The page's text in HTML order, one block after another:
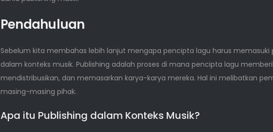
Pendahuluan
Sebelum kita membahas lebih lanjut mengapa pencipta lagu harus
dalam konteks musik. Publishing adalah proses di mana pencipta lagu
mendistribusikan, dan memasarkan karya-karya mereka. Hal ini melibatkan
masing-masing pihak.
Apa itu Publishing dalam Konteks Musik?